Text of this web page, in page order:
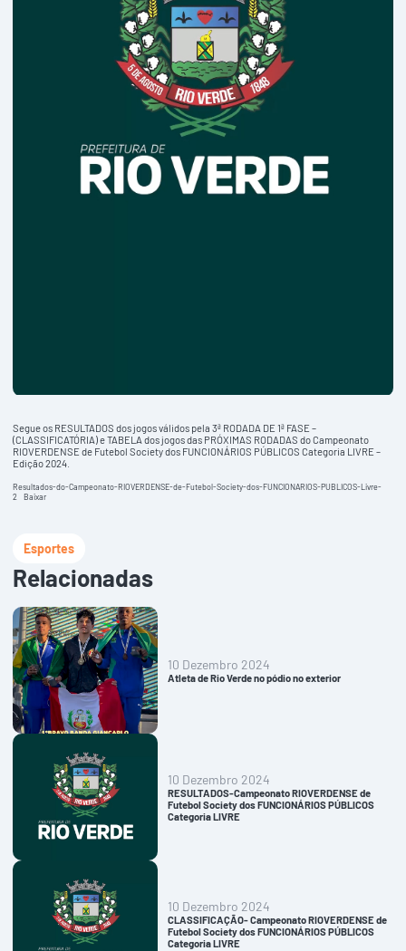
Segue os RESULTADOS dos jogos válidos pela 3ª RODADA DE 1ª FASE –
(CLASSIFICATÓRIA) e TABELA dos jogos das PRÓXIMAS RODADAS do Campeonato
RIOVERDENSE de Futebol Society dos FUNCIONÁRIOS PÚBLICOS Categoria LIVRE –
Edição 2024.
Resultados-do-Campeonato-RIOVERDENSE-de-Futebol-Society-dos-FUNCIONARIOS-PUBLICOS-Livre-
2
Baixar
Esportes
Relacionadas
10 Dezembro 2024
Atleta de Rio Verde no pódio no exterior
10 Dezembro 2024
RESULTADOS-Campeonato RIOVERDENSE de
Futebol Society dos FUNCIONÁRIOS PÚBLICOS
Categoria LIVRE
10 Dezembro 2024
CLASSIFICAÇÃO- Campeonato RIOVERDENSE de
Futebol Society dos FUNCIONÁRIOS PÚBLICOS
Categoria LIVRE